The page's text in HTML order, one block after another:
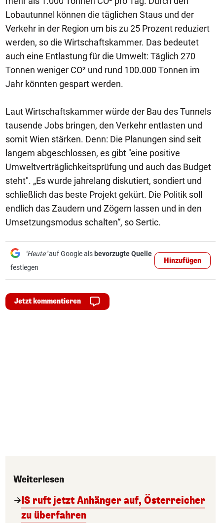
Lobautunnel können die täglichen Staus und der
Verkehr in der Region um bis zu 25 Prozent reduziert
werden, so die Wirtschaftskammer. Das bedeutet
auch eine Entlastung für die Umwelt: Täglich 270
Tonnen weniger CO² und rund 100.000 Tonnen im
Jahr könnten gespart werden.
Laut Wirtschaftskammer würde der Bau des Tunnels
tausende Jobs bringen, den Verkehr entlasten und
somit Wien stärken. Denn: Die Planungen sind seit
langem abgeschlossen, es gibt "eine positive
Umweltverträglichkeitsprüfung und auch das Budget
steht". „Es wurde jahrelang diskutiert, sondiert und
schließlich das beste Projekt gekürt. Die Politik soll
endlich das Zaudern und Zögern lassen und in den
Umsetzungsmodus schalten“, so Sertic.
"Heute"auf Google als bevorzugte Quelle
festlegen
Hinzufügen
Jetzt kommentieren
Weiterlesen
IS ruft jetzt Anhänger auf, Österreicher
zu überfahren